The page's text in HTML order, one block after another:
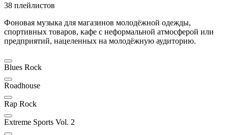
38 плейлистов
Фоновая музыка для магазинов молодёжной одежды,
спортивных товаров, кафе с неформальной атмосферой или
предприятий, нацеленных на молодёжную аудиторию.
Blues Rock
Roadhouse
Rap Rock
Extreme Sports Vol. 2